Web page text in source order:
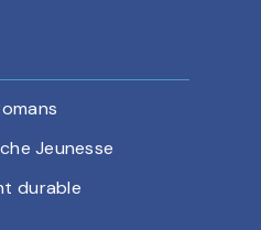
Jeunesse
durable